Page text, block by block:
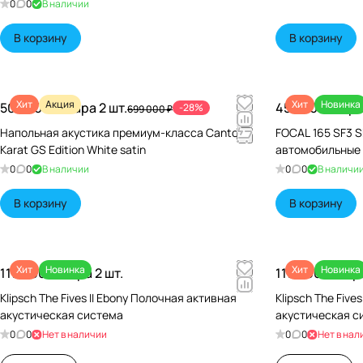
0 0 В наличии
В корзину В корзину
Хит Акция
500 000 ₽/Пара 2 шт.699 000 ₽ -28%
Напольная акустика премиум-класса Canton
Karat GS Edition White satin
0 0 В наличии
В корзину
Хит Новинка
45 640 ₽/
FOCAL 165 SF3
автомобильные
0 0 В наличии
В корзину
Хит Новинка
119 990 ₽/Пара 2 шт.
Klipsch The Fives II Ebony Полочная активная
акустическая система
0 0 Нет в наличии
Хит Новинка
119 990 ₽/
Klipsch The
акустическая
0 0 Нет в